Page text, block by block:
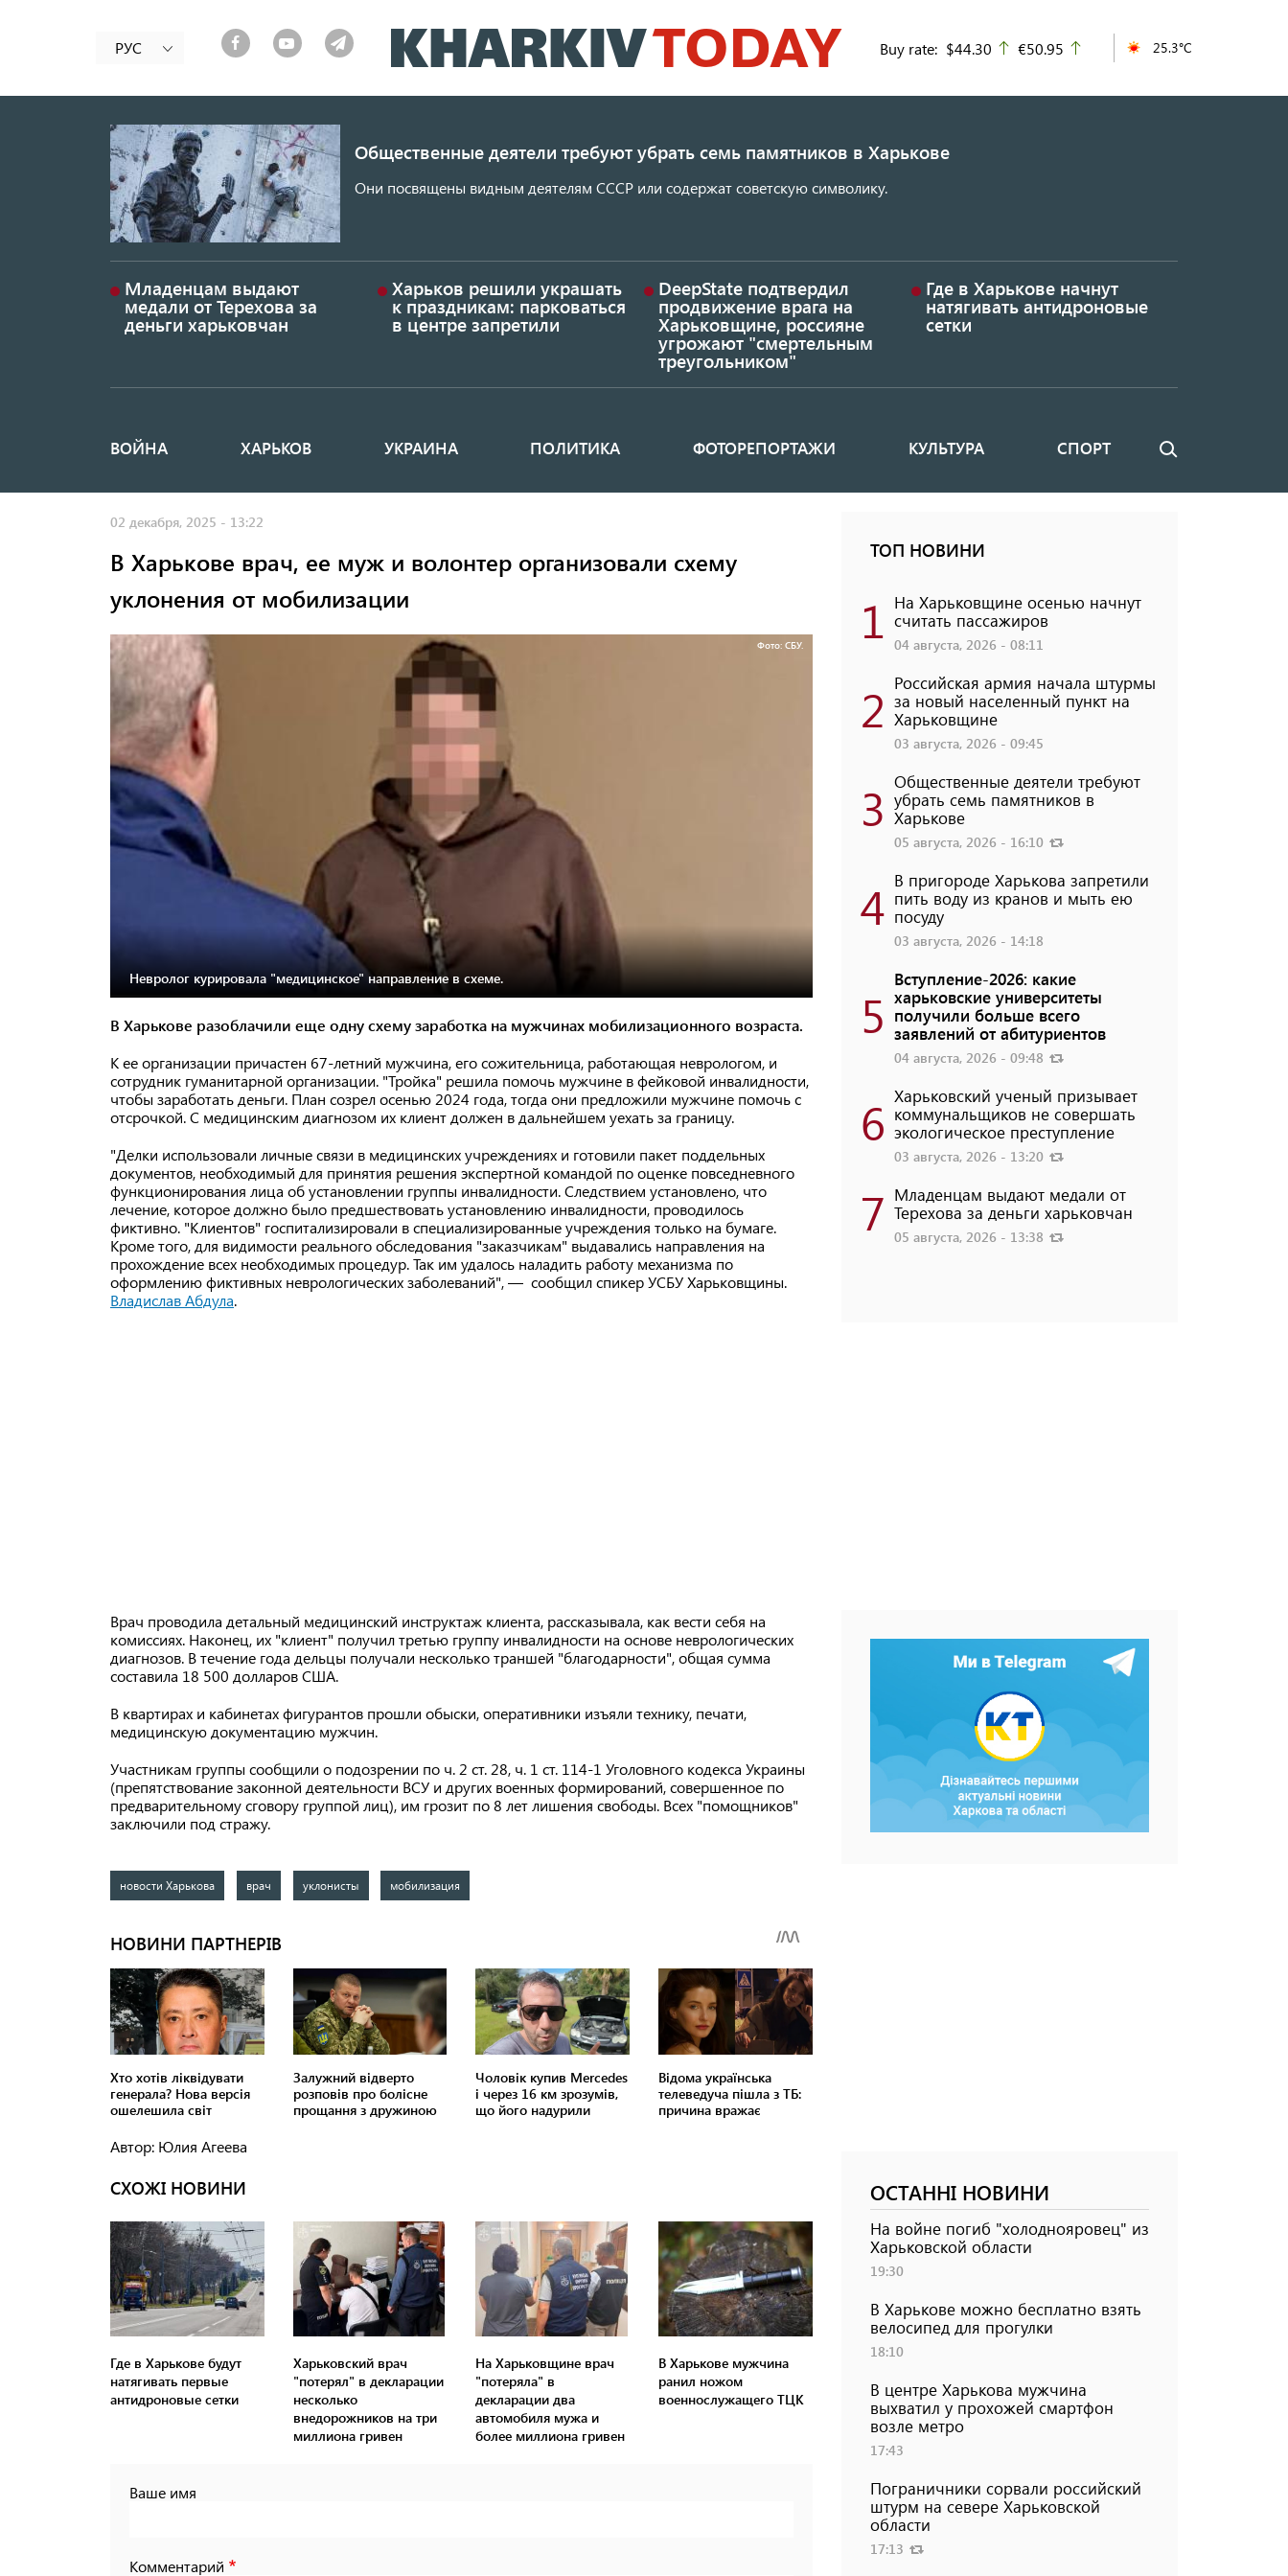
к
основному
РУС Buy rate: $44.30 up
€50.95 25.3°C
Общественные деятели требуют убрать семь памятников в Харькове
Они посвящены видным деятелям СССР или содержат советскую символику.
Младенцам выдают
медали от Терехова за
деньги харьковчан
Харьков решили украшать
к праздникам: парковаться
в центре запретили
DeepState подтвердил
продвижение врага на
Харьковщине, россияне
угрожают "смертельным
треугольником"
Где в Харькове начнут
натягивать антидроновые
сетки
Основная
ВОЙНА ХАРЬКОВ УКРАИНА ПОЛИТИКА ФОТОРЕПОРТАЖИ КУЛЬТУРА СПОРТ Поиск
02 декабря, 2025 - 13:22
В Харькове врач, ее муж и волонтер организовали схему
уклонения от мобилизации
Фото: СБУ.
Невролог курировала "медицинское" направление в схеме.
В Харькове разоблачили еще одну схему заработка на мужчинах мобилизационного возраста.
К ее организации причастен 67-летний мужчина, его сожительница, работающая неврологом, и
сотрудник гуманитарной организации. "Тройка" решила помочь мужчине в фейковой инвалидности,
чтобы заработать деньги. План созрел осенью 2024 года, тогда они предложили мужчине помочь с
отсрочкой. С медицинским диагнозом их клиент должен в дальнейшем уехать за границу.
"Делки использовали личные связи в медицинских учреждениях и готовили пакет поддельных
документов, необходимый для принятия решения экспертной командой по оценке повседневного
функционирования лица об установлении группы инвалидности. Следствием установлено, что
лечение, которое должно было предшествовать установлению инвалидности, проводилось
фиктивно. "Клиентов" госпитализировали в специализированные учреждения только на бумаге.
Кроме того, для видимости реального обследования "заказчикам" выдавались направления на
прохождение всех необходимых процедур. Так им удалось наладить работу механизма по
оформлению фиктивных неврологических заболеваний", — сообщил спикер УСБУ Харьковщины.
Владислав Абдула.
Врач проводила детальный медицинский инструктаж клиента, рассказывала, как вести себя на
комиссиях. Наконец, их "клиент" получил третью группу инвалидности на основе неврологических
диагнозов. В течение года дельцы получали несколько траншей "благодарности", общая сумма
составила 18 500 долларов США.
В квартирах и кабинетах фигурантов прошли обыски, оперативники изъяли технику, печати,
медицинскую документацию мужчин.
Участникам группы сообщили о подозрении по ч. 2 ст. 28, ч. 1 ст. 114-1 Уголовного кодекса Украины
(препятствование законной деятельности ВСУ и других военных формирований, совершенное по
предварительному сговору группой лиц), им грозит по 8 лет лишения свободы. Всех "помощников"
заключили под стражу.
новости Харькова врач уклонисты мобилизация
Автор: Юлия Агеева
СХОЖІ НОВИНИ
Где в Харькове будут
натягивать первые
антидроновые сетки
Харьковский врач
"потерял" в декларации
несколько
внедорожников на три
миллиона гривен
На Харьковщине врач
"потеряла" в
декларации два
автомобиля мужа и
более миллиона гривен
В Харькове мужчина
ранил ножом
военнослужащего ТЦК
Ваше имя
Комментарий
ТОП НОВИНИ
1 На Харьковщине осенью начнут
считать пассажиров
04 августа, 2026 - 08:11
2 Российская армия начала штурмы
за новый населенный пункт на
Харьковщине
03 августа, 2026 - 09:45
3 Общественные деятели требуют
убрать семь памятников в
Харькове
05 августа, 2026 - 16:10
4 В пригороде Харькова запретили
пить воду из кранов и мыть ею
посуду
03 августа, 2026 - 14:18
5
Вступление-2026: какие
харьковские университеты
получили больше всего
заявлений от абитуриентов
04 августа, 2026 - 09:48
6 Харьковский ученый призывает
коммунальщиков не совершать
экологическое преступление
03 августа, 2026 - 13:20
7 Младенцам выдают медали от
Терехова за деньги харьковчан
05 августа, 2026 - 13:38
ОСТАННІ НОВИНИ
На войне погиб "холоднояровец" из
Харьковской области
19:30
В Харькове можно бесплатно взять
велосипед для прогулки
18:10
В центре Харькова мужчина
выхватил у прохожей смартфон
возле метро
17:43
Пограничники сорвали российский
штурм на севере Харьковской
области
17:13